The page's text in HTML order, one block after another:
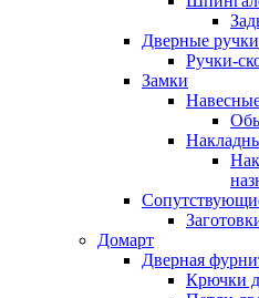
Дверные ручки
Ручки-
Замки
Домарт
Дверная
Крючки